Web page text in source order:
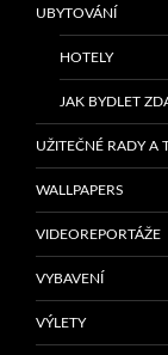
UBYTOVÁNÍ
HOTELY
JAK BYDLET
UŽITEČNÉ RADY A
WALLPAPERS
VIDEOREPORTÁŽE
VYBAVENÍ
VÝLETY